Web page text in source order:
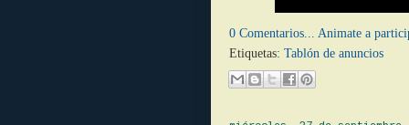
0 Comentarios... Animate a
Etiquetas: Tablón de anuncios